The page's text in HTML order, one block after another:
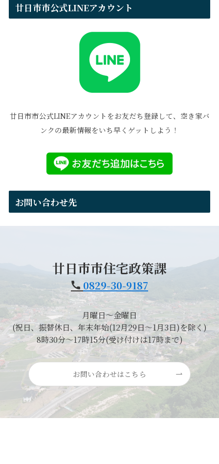
廿日市市公式LINEアカウント
廿日市市公式LINEアカウントをお友だち登録して、空き家バ
ンクの最新情報をいち早くゲットしよう！
お問い合わせ先
廿日市市住宅政策課
0829-30-9187
月曜日～金曜日
(祝日、振替休日、年末年始(12月29日～1月3日)を除く)
8時30分～17時15分(受け付けは17時まで)
お問い合わせはこちら